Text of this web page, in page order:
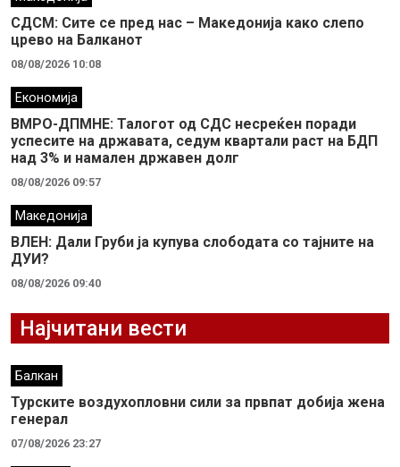
СДСМ: Сите се пред нас – Македонија како слепо
црево на Балканот
08/08/2026 10:08
Економија
ВМРО-ДПМНЕ: Талогот од СДС несреќен поради
успесите на државата, седум квартали раст на БДП
над 3% и намален државен долг
08/08/2026 09:57
Македонија
ВЛЕН: Дали Груби ја купува слободата со тајните на
ДУИ?
08/08/2026 09:40
Најчитани вести
Балкан
Турските воздухопловни сили за првпат добија жена
генерал
07/08/2026 23:27